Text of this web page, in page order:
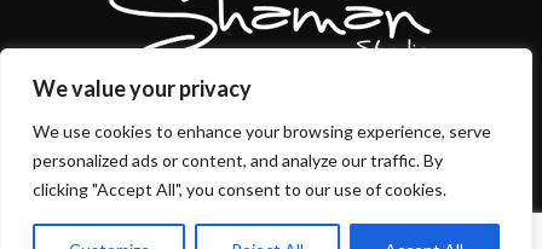
We value your privacy
We use cookies to enhance your browsing experience, serve
personalized ads or content, and analyze our traffic. By
clicking "Accept All", you consent to our use of cookies.
Mentions légales et politique de confidentialité